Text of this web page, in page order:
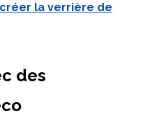
créer la verrière de
des